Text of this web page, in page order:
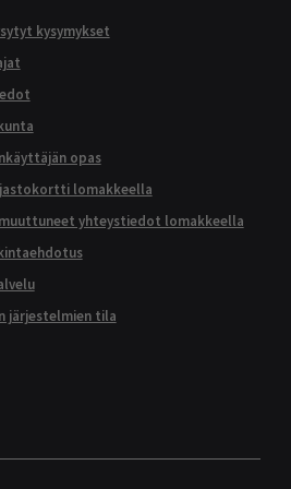
kysymykset
opas
lomakkeella
yhteystiedot lomakkeella
järjestelmien tila